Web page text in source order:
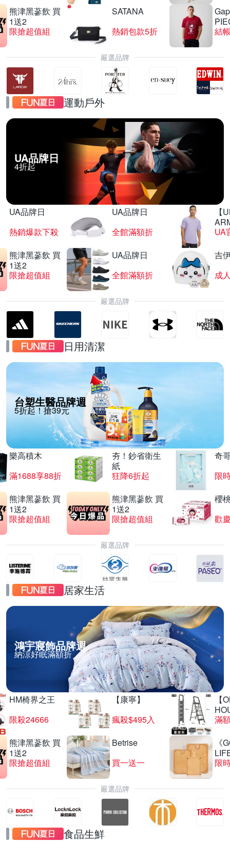
熊津黑蔘飲 買
1送2
限搶超值組
SATANA
熱銷包款5折
結
嚴選品牌
運動戶外
UA品牌日
4折起
UA品牌日
熱銷爆款下殺
UA品牌日
全館滿額折
【
UA
熊津黑蔘飲 買
1送2
限搶超值組
UA品牌日
全館滿額折
吉
嚴選品牌
日用清潔
台塑生醫品牌週
5折起！搶39元
樂高積木
滿1688享88折
夯！鈔省衛生
紙
狂降6折起
奇
限
熊津黑蔘飲 買
1送2
限搶超值組
熊津黑蔘飲 買
1送2
限搶超值組
櫻
歡
嚴選品牌
居家生活
鴻宇寢飾品牌週
納涼好眠滿額折
HM椅界之王
限殺24666
【康寧】
瘋殺$495入
【
滿
熊津黑蔘飲 買
1送2
限搶超值組
Betrise
買一送一
《
限
嚴選品牌
食品生鮮